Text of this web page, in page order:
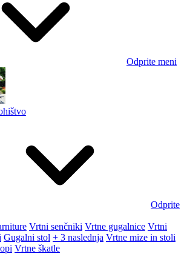
Odprite meni
Odprite
Vrtni senčniki Vrtne gugalnice Vrtni
Gugalni stol + 3 naslednja Vrtne mize in stoli
Vrtne škatle